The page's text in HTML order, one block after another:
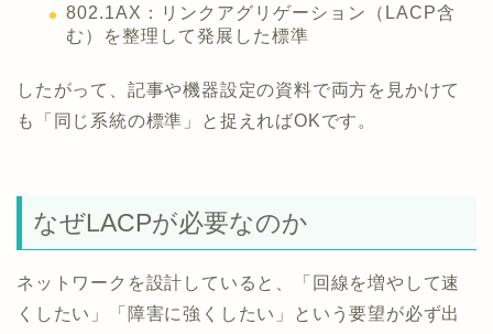
802.1AX：リンクアグリゲーション（LACP含
む）を整理して発展した標準
したがって、記事や機器設定の資料で両方を見かけて
も「同じ系統の標準」と捉えればOKです。
なぜLACPが必要なのか
ネットワークを設計していると、「回線を増やして速
くしたい」「障害に強くしたい」という要望が必ず出